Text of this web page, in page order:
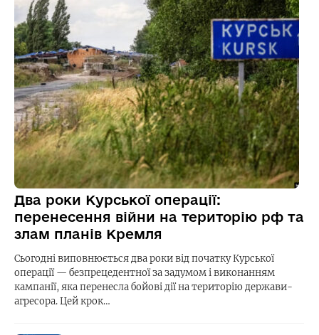
Два роки Курської операції:
перенесення війни на територію рф та
злам планів Кремля
Сьогодні виповнюється два роки від початку Курської
операції — безпрецедентної за задумом і виконанням
кампанії, яка перенесла бойові дії на територію держави-
агресора. Цей крок…